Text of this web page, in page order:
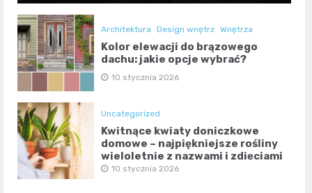
Architektura Design wnętrz Wnętrza
Kolor elewacji do brązowego
dachu: jakie opcje wybrać?
10 stycznia 2026
Uncategorized
Kwitnące kwiaty doniczkowe
domowe – najpiękniejsze rośliny
wieloletnie z nazwami i zdjęciami
10 stycznia 2026